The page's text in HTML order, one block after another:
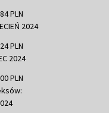
PLN
2024
PLN
2024
PLN